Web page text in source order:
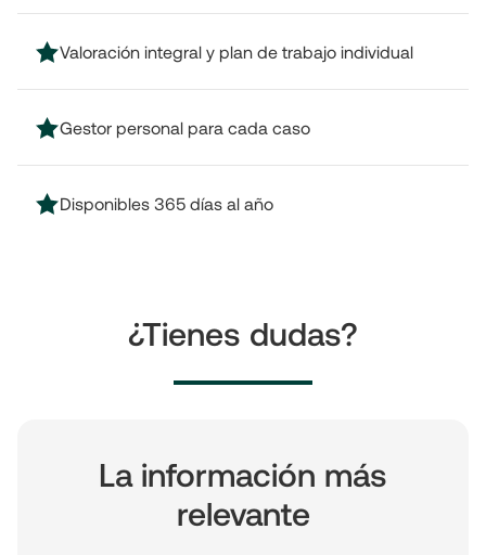
Valoración integral y plan de trabajo individual
Gestor personal para cada caso
Disponibles 365 días al año
¿Tienes dudas?
La información más
relevante